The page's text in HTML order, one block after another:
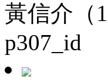
黃信介（
p307_id